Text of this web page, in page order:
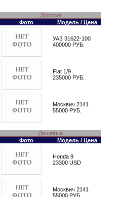
Дорогие
Фото
Модель / Цена
УАЗ 31622-100
400000 РУБ.
Fiat 1/9
235000 РУБ.
Москвич 2141
55000 РУБ.
Дешевые
Фото
Модель / Цена
Honda 9
23300 USD
Москвич 2141
55000 РУБ.